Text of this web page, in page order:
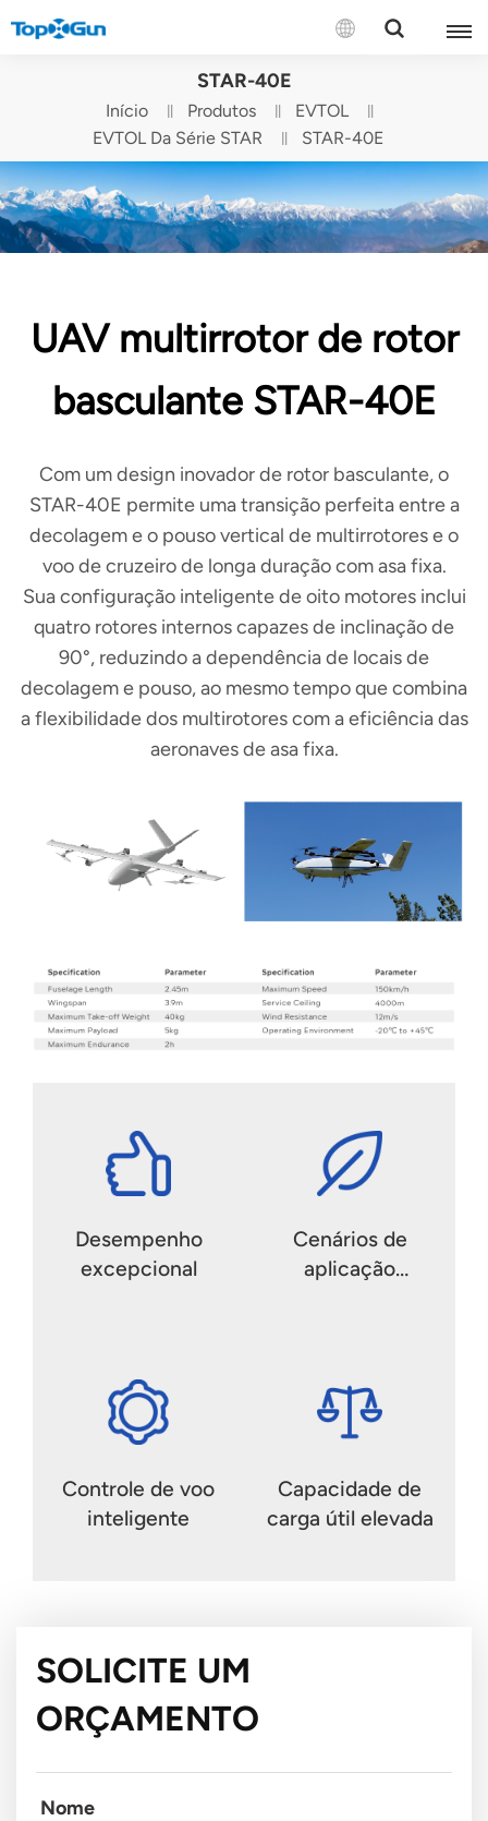
CONTATE-NOS
English
Español
Русский
Português(Brasil)
STAR-40E
Início Produtos
EVTOL
EVTOL Da Série STAR
STAR-40E
UAV multirrotor de rotor
basculante STAR-40E
Com um design inovador de rotor basculante, o
STAR-40E permite uma transição perfeita entre a
decolagem e o pouso vertical de multirrotores e o
voo de cruzeiro de longa duração com asa fixa.
Sua configuração inteligente de oito motores inclui
quatro rotores internos capazes de inclinação de
90°, reduzindo a dependência de locais de
decolagem e pouso, ao mesmo tempo que combina
a flexibilidade dos multirotores com a eficiência das
aeronaves de asa fixa.
Desempenho
excepcional
Cenários de
aplicação
Controle de voo
inteligente
Capacidade de
carga útil elevada
SOLICITE UM
ORÇAMENTO
Nome